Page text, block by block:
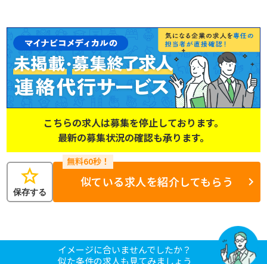
こちらの求人は募集を停止しております。
最新の募集状況の確認も承ります。
star
保存する
似ている求人を紹介してもらう
イメージに合いませんでしたか？
似た条件の求人も見てみましょう